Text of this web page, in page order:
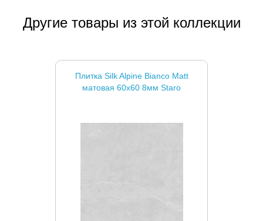
Другие товары из этой коллекции
Плитка Silk Alpine Bianco Matt
матовая 60x60 8мм Staro